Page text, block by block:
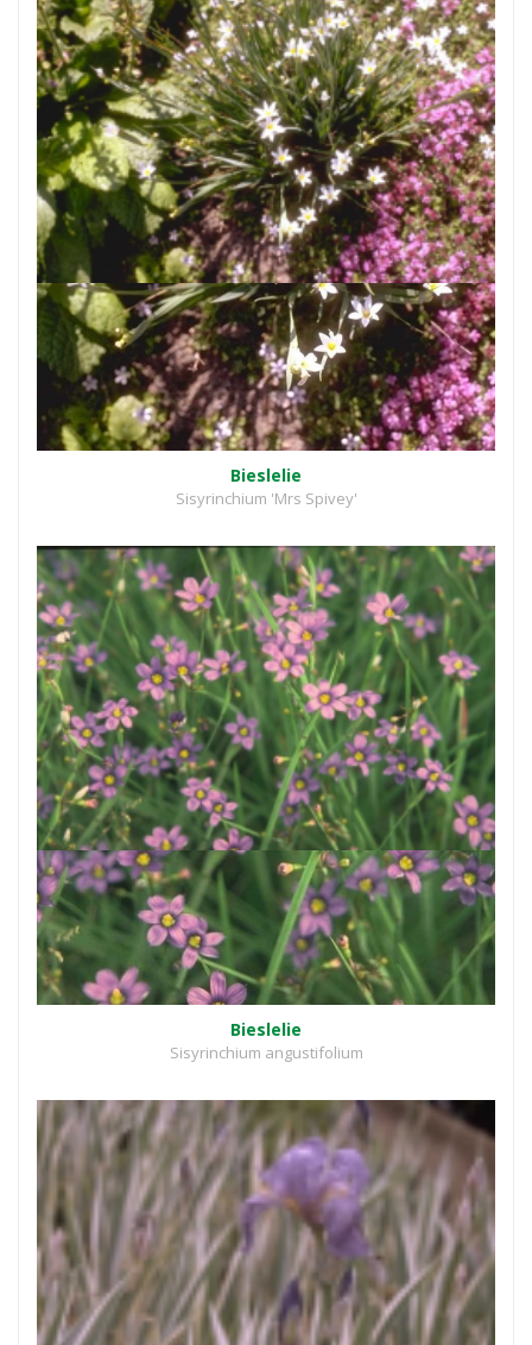
Bieslelie
Sisyrinchium 'Mrs Spivey'
Bieslelie
Sisyrinchium angustifolium